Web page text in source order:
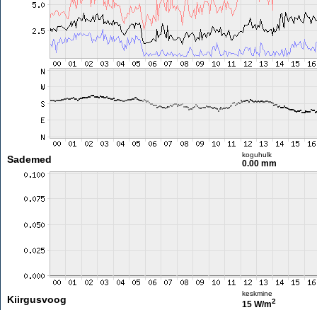
Sademed koguhulk
0.00 mm
Kiirgusvoog
keskmine
15 W/m2